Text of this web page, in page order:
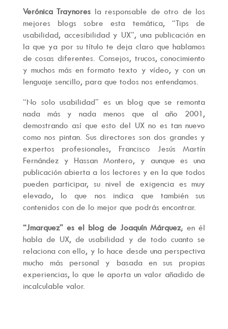
Verónica Traynores la responsable de otro de los
mejores blogs sobre esta temática, “Tips de
usabilidad, accesibilidad y UX”, una publicación en
la que ya por su título te deja claro que hablamos
de cosas diferentes. Consejos, trucos, conocimiento
y muchos más en formato texto y vídeo, y con un
lenguaje sencillo, para que todos nos entendamos.
“No solo usabilidad” es un blog que se remonta
nada más y nada menos que al año 2001,
demostrando así que esto del UX no es tan nuevo
como nos pintan. Sus directores son dos grandes y
expertos profesionales, Francisco Jesús Martín
Fernández y Hassan Montero, y aunque es una
publicación abierta a los lectores y en la que todos
pueden participar, su nivel de exigencia es muy
elevado, lo que nos indica que también sus
contenidos con de lo mejor que podrás encontrar.
“Jmarquez” es el blog de Joaquín Márquez; en él
habla de UX, de usabilidad y de todo cuanto se
relaciona con ello, y lo hace desde una perspectiva
mucho más personal y basada en sus propias
experiencias, lo que le aporta un valor añadido de
incalculable valor.